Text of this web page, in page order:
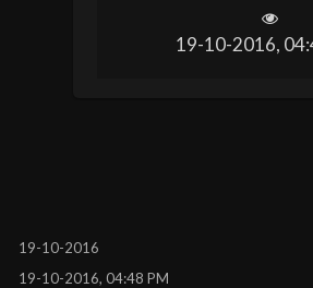
19-10-2016,
19-10-2016
19-10-2016, 04:48 PM